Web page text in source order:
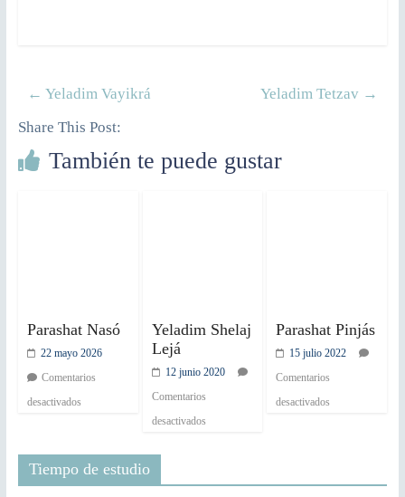
← Yeladim Vayikrá Yeladim Tetzav →
Share This Post:
También te puede gustar
Parashat Nasó
22 mayo 2026
Comentarios
desactivados
Yeladim Shelaj
Lejá
12 junio 2020
Comentarios
desactivados
Parashat Pinjás
15 julio 2022
Comentarios
desactivados
Tiempo de estudio